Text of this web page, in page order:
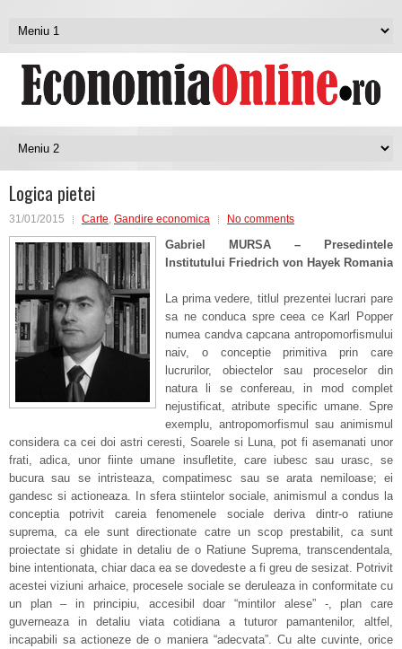
Logica pietei
31/01/2015 Carte, Gandire economica No comments
Gabriel MURSA – Presedintele
Institutului Friedrich von Hayek Romania
La prima vedere, titlul prezentei lucrari pare
sa ne conduca spre ceea ce Karl Popper
numea candva capcana antropomorfismului
naiv, o conceptie primitiva prin care
lucrurilor, obiectelor sau proceselor din
natura li se confereau, in mod complet
nejustificat, atribute specific umane. Spre
exemplu, antropomorfismul sau animismul
considera ca cei doi astri ceresti, Soarele si Luna, pot fi asemanati unor
frati, adica, unor fiinte umane insufletite, care iubesc sau urasc, se
bucura sau se intristeaza, compatimesc sau se arata nemiloase; ei
gandesc si actioneaza. In sfera stiintelor sociale, animismul a condus la
conceptia potrivit careia fenomenele sociale deriva dintr-o ratiune
suprema, ca ele sunt directionate catre un scop prestabilit, ca sunt
proiectate si ghidate in detaliu de o Ratiune Suprema, transcendentala,
bine intentionata, chiar daca ea se dovedeste a fi greu de sesizat. Potrivit
acestei viziuni arhaice, procesele sociale se deruleaza in conformitate cu
un plan – in principiu, accesibil doar “mintilor alese” -, plan care
guverneaza in detaliu viata cotidiana a tuturor pamantenilor, altfel,
incapabili sa actioneze de o maniera “adecvata”. Cu alte cuvinte, orice